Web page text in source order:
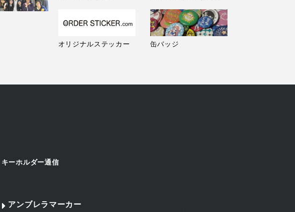
オリジナルステッカー 缶バッジ
キーホルダー通信
アンブレラマーカー